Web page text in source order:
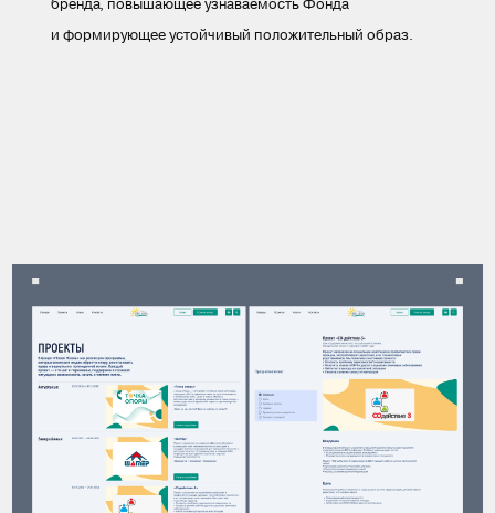
и формирующее устойчивый положительный образ.